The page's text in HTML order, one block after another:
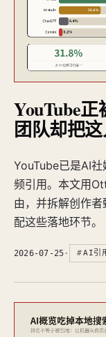
YouTube
团队却把
YouTube已是AI
频引用。本文用
由，并拆解创作
配这些落地环节。
2026-07-25 · AI引